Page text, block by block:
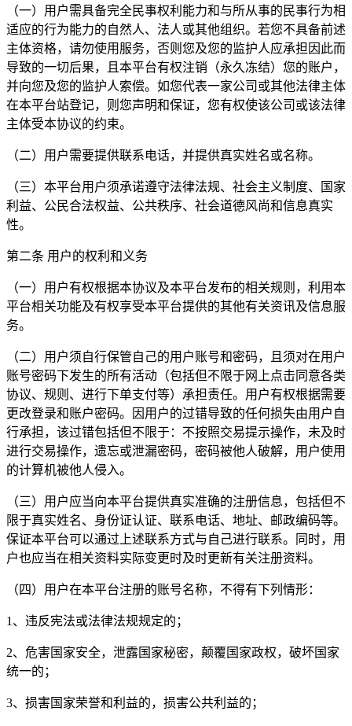
（一）用户需具备完全民事权利能力和与所从事的民事行为相
适应的行为能力的自然人、法人或其他组织。若您不具备前述
主体资格，请勿使用服务，否则您及您的监护人应承担因此而
导致的一切后果，且本平台有权注销（永久冻结）您的账户，
并向您及您的监护人索偿。如您代表一家公司或其他法律主体
在本平台站登记，则您声明和保证，您有权使该公司或该法律
主体受本协议的约束。
（二）用户需要提供联系电话，并提供真实姓名或名称。
（三）本平台用户须承诺遵守法律法规、社会主义制度、国家
利益、公民合法权益、公共秩序、社会道德风尚和信息真实
性。
第二条 用户的权利和义务
（一）用户有权根据本协议及本平台发布的相关规则，利用本
平台相关功能及有权享受本平台提供的其他有关资讯及信息服
务。
（二）用户须自行保管自己的用户账号和密码，且须对在用户
账号密码下发生的所有活动（包括但不限于网上点击同意各类
协议、规则、进行下单支付等）承担责任。用户有权根据需要
更改登录和账户密码。因用户的过错导致的任何损失由用户自
行承担，该过错包括但不限于：不按照交易提示操作，未及时
进行交易操作，遗忘或泄漏密码，密码被他人破解，用户使用
的计算机被他人侵入。
（三）用户应当向本平台提供真实准确的注册信息，包括但不
限于真实姓名、身份证认证、联系电话、地址、邮政编码等。
保证本平台可以通过上述联系方式与自己进行联系。同时，用
户也应当在相关资料实际变更时及时更新有关注册资料。
（四）用户在本平台注册的账号名称，不得有下列情形：
1、违反宪法或法律法规规定的；
2、危害国家安全，泄露国家秘密，颠覆国家政权，破坏国家
统一的；
3、损害国家荣誉和利益的，损害公共利益的；